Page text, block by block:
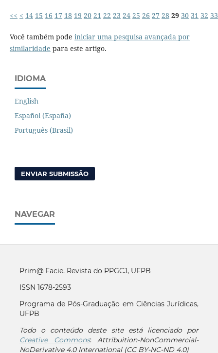
<< < 14 15 16 17 18 19 20 21 22 23 24 25 26 27 28 29 30 31 32 33
Você também pode iniciar uma pesquisa avançada por
similaridade para este artigo.
IDIOMA
English
Español (España)
Português (Brasil)
ENVIAR SUBMISSÃO
NAVEGAR
Prim@ Facie, Revista do PPGCJ, UFPB
ISSN 1678-2593
Programa de Pós-Graduação em Ciências Jurídicas,
UFPB
Todo o conteúdo deste site está licenciado por
Creative Commons:Attribuition-NonCommercial-
NoDerivative 4.0 International (CC BY-NC-ND 4.0)